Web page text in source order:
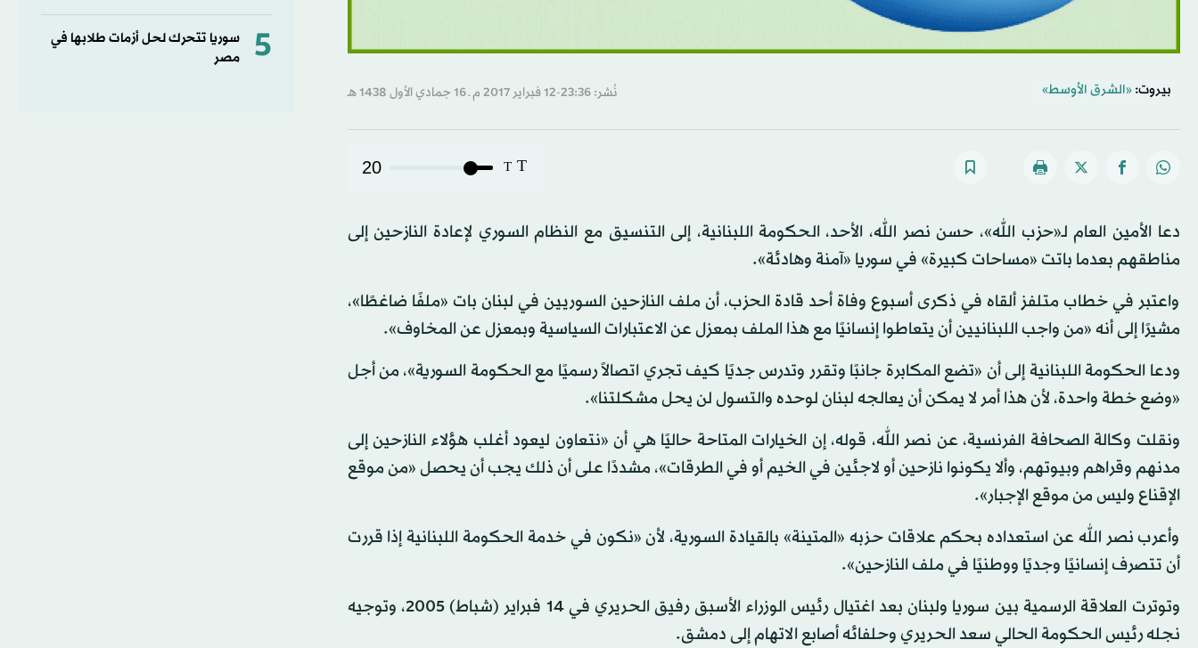
بيروت: «الشرق الأوسط» نُشر: 23:36-12 فبراير 2017 م ـ 16 جمادي الأول 1438 هـ
T
T
20
دعا الأمين العام لـ«حزب الله»، حسن نصر الله، الأحد، الحكومة اللبنانية، إلى التنسيق مع النظام السوري لإعادة النازحين إلى
مناطقهم بعدما باتت «مساحات كبيرة» في سوريا «آمنة وهادئة».
واعتبر في خطاب متلفز ألقاه في ذكرى أسبوع وفاة أحد قادة الحزب، أن ملف النازحين السوريين في لبنان بات «ملفًا ضاغطًا»،
مشيرًا إلى أنه «من واجب اللبنانيين أن يتعاطوا إنسانيًا مع هذا الملف بمعزل عن الاعتبارات السياسية وبمعزل عن المخاوف».
ودعا الحكومة اللبنانية إلى أن «تضع المكابرة جانبًا وتقرر وتدرس جديًا كيف تجري اتصالاً رسميًا مع الحكومة السورية»، من أجل
«وضع خطة واحدة، لأن هذا أمر لا يمكن أن يعالجه لبنان لوحده والتسول لن يحل مشكلتنا».
ونقلت وكالة الصحافة الفرنسية، عن نصر الله، قوله، إن الخيارات المتاحة حاليًا هي أن «نتعاون ليعود أغلب هؤلاء النازحين إلى
مدنهم وقراهم وبيوتهم، وألا يكونوا نازحين أو لاجئين في الخيم أو في الطرقات»، مشددًا على أن ذلك يجب أن يحصل «من موقع
الإقناع وليس من موقع الإجبار».
وأعرب نصر الله عن استعداده بحكم علاقات حزبه «المتينة» بالقيادة السورية، لأن «نكون في خدمة الحكومة اللبنانية إذا قررت
أن تتصرف إنسانيًا وجديًا ووطنيًا في ملف النازحين».
وتوترت العلاقة الرسمية بين سوريا ولبنان بعد اغتيال رئيس الوزراء الأسبق رفيق الحريري في 14 فبراير (شباط) 2005، وتوجيه
نجله رئيس الحكومة الحالي سعد الحريري وحلفائه أصابع الاتهام إلى دمشق.
5
سوريا تتحرك لحل أزمات طلابها في
مصر